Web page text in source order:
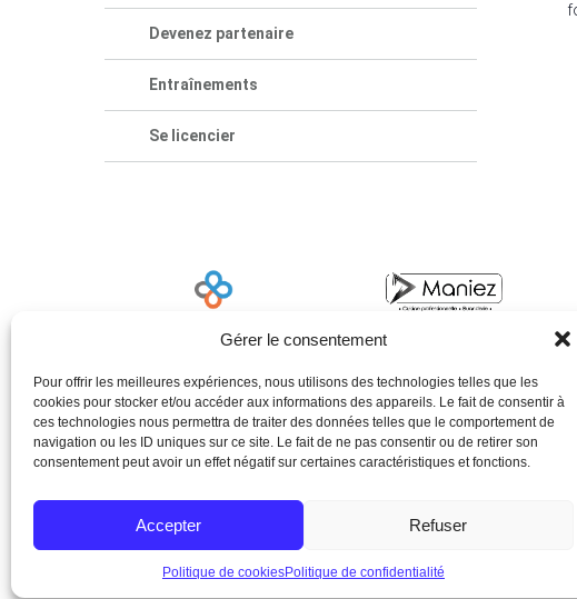
Gérer le consentement
Pour offrir les meilleures expériences, nous utilisons des technologies telles que les
cookies pour stocker et/ou accéder aux informations des appareils. Le fait de consentir à
ces technologies nous permettra de traiter des données telles que le comportement de
navigation ou les ID uniques sur ce site. Le fait de ne pas consentir ou de retirer son
consentement peut avoir un effet négatif sur certaines caractéristiques et fonctions.
Accepter Refuser
Politique de cookiesPolitique de confidentialité
Devenez partenaire
Entraînements
Se licencier